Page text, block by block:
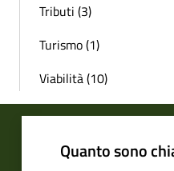
Tributi (3)
Turismo (1)
Viabilità (10)
Quanto sono